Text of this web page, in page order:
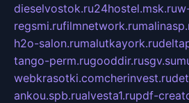
dieselvostok.ru24hostel.msk.ru
regsmi.rufilmnetwork.ru
h2o-salon.rumalutkayork.ru
tango-perm.rugooddir.rusgv.su
webkrasotki.comcherinvest.ru
ankou.spb.rualvesta1.rupdf-